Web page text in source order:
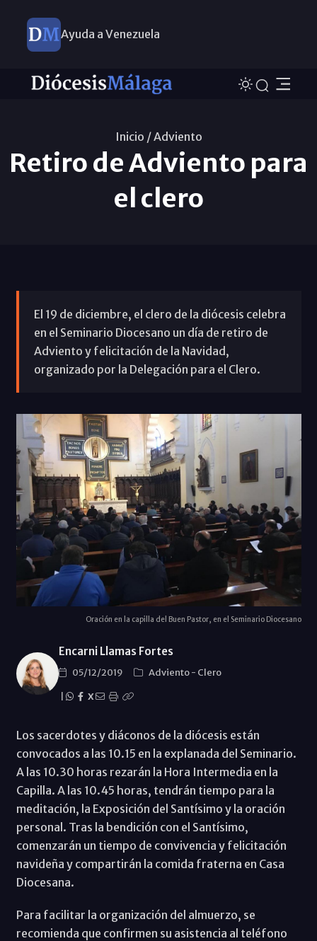
Ayuda a Venezuela
Inicio /Adviento
Retiro de Adviento para
el clero
El 19 de diciembre, el clero de la diócesis celebra
en el Seminario Diocesano un día de retiro de
Adviento y felicitación de la Navidad,
organizado por la Delegación para el Clero.
Oración en la capilla del Buen Pastor, en el Seminario Diocesano
Encarni Llamas Fortes
05/12/2019 Adviento- Clero
X
Los sacerdotes y diáconos de la diócesis están
convocados a las 10.15 en la explanada del Seminario.
A las 10.30 horas rezarán la Hora Intermedia en la
Capilla. A las 10.45 horas, tendrán tiempo para la
meditación, la Exposición del Santísimo y la oración
personal. Tras la bendición con el Santísimo,
comenzarán un tiempo de convivencia y felicitación
navideña y compartirán la comida fraterna en Casa
Diocesana.
Para facilitar la organización del almuerzo, se
recomienda que confirmen su asistencia al teléfono